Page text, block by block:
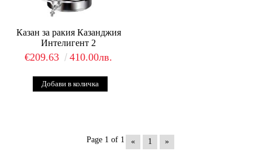
Казан за ракия Казанджия
Интелигент 2
€209.63 410.00лв.
Page 1 of 1 « 1 »